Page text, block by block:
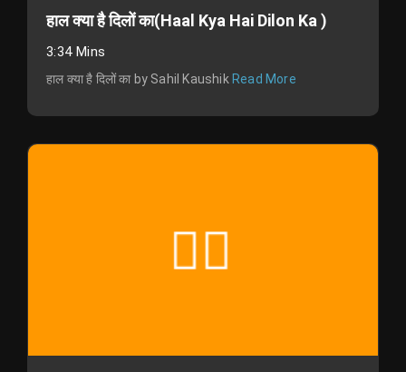
हाल क्या है दिलों का(Haal Kya Hai Dilon Ka )
3:34 Mins
हाल क्या है दिलों का by Sahil Kaushik Read More